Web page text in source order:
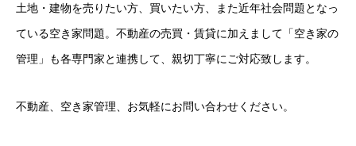
土地・建物を売りたい方、買いたい方、また近年社会問題となっ
ている空き家問題。不動産の売買・賃貸に加えまして「空き家の
管理」も各専門家と連携して、親切丁寧にご対応致します。
不動産、空き家管理、お気軽にお問い合わせください。